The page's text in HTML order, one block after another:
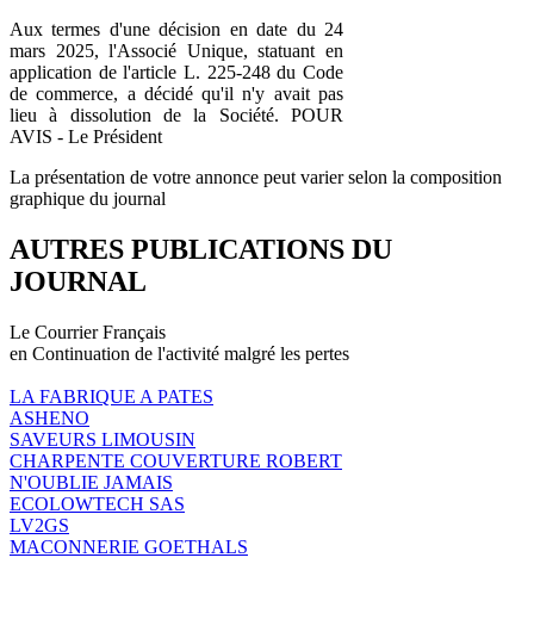
Aux termes d'une décision en date du 24
mars 2025, l'Associé Unique, statuant en
application de l'article L. 225-248 du Code
de commerce, a décidé qu'il n'y avait pas
lieu à dissolution de la Société. POUR
AVIS - Le Président
La présentation de votre annonce peut varier selon la composition
graphique du journal
AUTRES PUBLICATIONS DU
JOURNAL
Le Courrier Français
en Continuation de l'activité malgré les pertes
LA FABRIQUE A PATES
ASHENO
SAVEURS LIMOUSIN
CHARPENTE COUVERTURE ROBERT
N'OUBLIE JAMAIS
ECOLOWTECH SAS
LV2GS
MACONNERIE GOETHALS